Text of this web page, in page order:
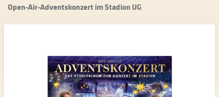
Open-Air-Adventskonzert im Stadion UG